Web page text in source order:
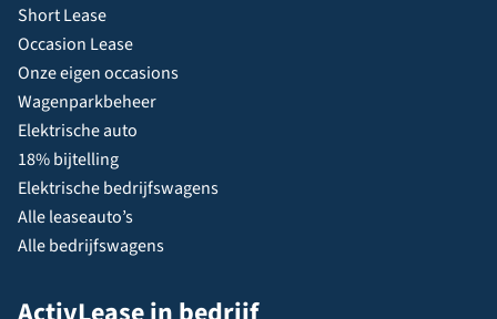
Short Lease
Occasion Lease
Onze eigen occasions
Wagenparkbeheer
Elektrische auto
18% bijtelling
Elektrische bedrijfswagens
Alle leaseauto’s
Alle bedrijfswagens